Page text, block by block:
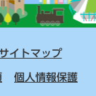
サイトマップ
個人情報保護